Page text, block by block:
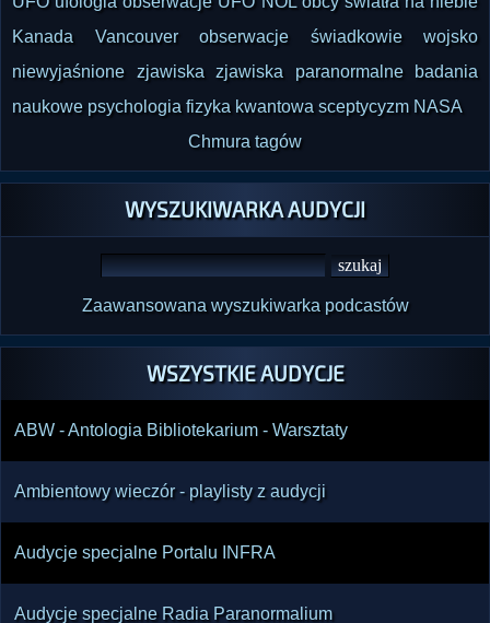
Kanada
Vancouver obserwacje świadkowie
wojsko
niewyjaśnione zjawiska
zjawiska paranormalne
badania
naukowe psychologia fizyka kwantowa sceptycyzm NASA
Chmura tagów
WYSZUKIWARKA AUDYCJI
Zaawansowana wyszukiwarka podcastów
WSZYSTKIE AUDYCJE
ABW - Antologia Bibliotekarium - Warsztaty
Ambientowy wieczór - playlisty z audycji
Audycje specjalne Portalu INFRA
Audycje specjalne Radia Paranormalium